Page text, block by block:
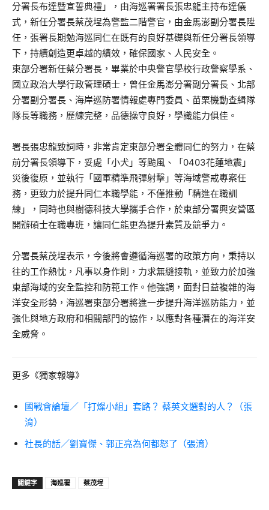
分署長布達暨宣誓典禮」，由海巡署署長張忠龍主持布達儀
式，新任分署長蔡茂埕為警監二階警官，由金馬澎副分署長陞
任，張署長期勉海巡同仁在既有的良好基礎與新任分署長領導
下，持續創造更卓越的績效，確保國家、人民安全。
東部分署新任蔡分署長，畢業於中央警官學校行政警察學系、
國立政治大學行政管理碩士，曾任金馬澎分署副分署長、北部
分署副分署長、海岸巡防署情報處專門委員、苗栗機動查緝隊
隊長等職務，歷練完整，品德操守良好，學識能力俱佳。
署長張忠龍致詞時，非常肯定東部分署全體同仁的努力，在蔡
前分署長領導下，妥處「小犬」等颱風、「0403花蓮地震」
災後復原，並執行「國軍精準飛彈射擊」等海域警戒專案任
務，更致力於提升同仁本職學能，不僅推動「精進在職訓
練」，同時也與樹德科技大學攜手合作，於東部分署興安營區
開辦碩士在職專班，讓同仁能更為提升素質及競爭力。
分署長蔡茂埕表示，今後將會遵循海巡署的政策方向，秉持以
往的工作熱忱，凡事以身作則，力求無縫接軌，並致力於加強
東部海域的安全監控和防範工作。他強調，面對日益複雜的海
洋安全形勢，海巡署東部分署將進一步提升海洋巡防能力，並
強化與地方政府和相關部門的協作，以應對各種潛在的海洋安
全威脅。
更多《獨家報導》
國戰會論壇／「打燦小組」套路？ 蔡英文選對的人？（張
淯）
社長的話／劉寶傑、郭正亮為何都怒了（張淯）
關鍵字 海巡署 蔡茂埕